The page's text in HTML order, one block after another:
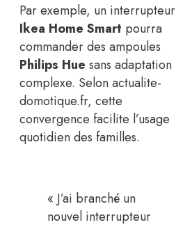
Par exemple, un interrupteur
Ikea Home Smart pourra
commander des ampoules
Philips Hue sans adaptation
complexe. Selon actualite-
domotique.fr, cette
convergence facilite l’usage
quotidien des familles.
« J’ai branché un
nouvel interrupteur